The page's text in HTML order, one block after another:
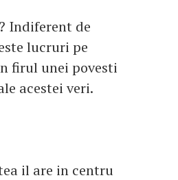
Indiferent de
lucruri pe
firul unei povesti
acestei veri.
il are in centru